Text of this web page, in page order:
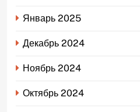
Январь 2025
Декабрь 2024
Ноябрь 2024
Октябрь 2024